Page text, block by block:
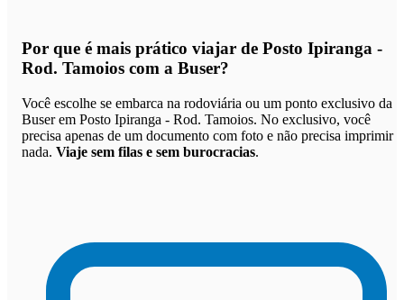
Por que é mais prático viajar de Posto Ipiranga -
Rod. Tamoios com a Buser?
Você escolhe se embarca na rodoviária ou um ponto exclusivo da
Buser em Posto Ipiranga - Rod. Tamoios. No exclusivo, você
precisa apenas de um documento com foto e não precisa imprimir
nada. Viaje sem filas e sem burocracias.